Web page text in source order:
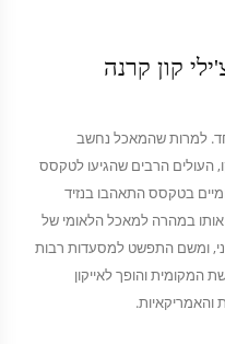
קון קרנה
למרות שהמאכל נחשב
העולים הרבים שהגיעו לטקסס
בטקסס התאהבו בנזיד
במהרה למאכל הלאומי של
ומשם התפשט למסעדות רבות
והופך לאייקון
והאמריקאיות.